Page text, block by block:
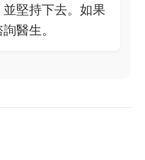
堅持下去。如果
醫生。